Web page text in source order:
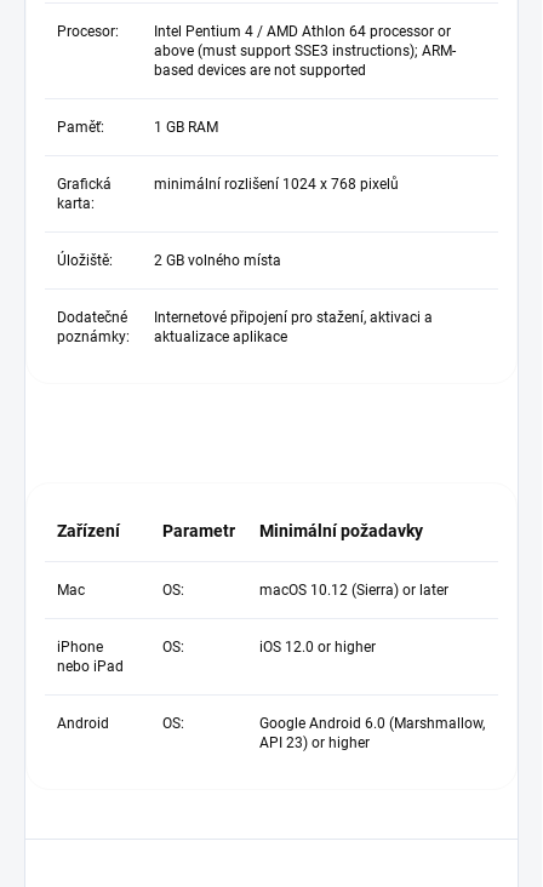
Procesor:
Intel Pentium 4 / AMD Athlon 64 processor or
above (must support SSE3 instructions); ARM-
based devices are not supported
Paměť: 1 GB RAM
Grafická
karta:
minimální rozlišení 1024 x 768 pixelů
Úložiště: 2 GB volného místa
Dodatečné
poznámky:
Internetové připojení pro stažení, aktivaci a
aktualizace aplikace
Zařízení Parametr Minimální požadavky
Mac OS: macOS 10.12 (Sierra) or later
iPhone
nebo iPad
OS: iOS 12.0 or higher
Android OS:
Google Android 6.0 (Marshmallow,
API 23) or higher